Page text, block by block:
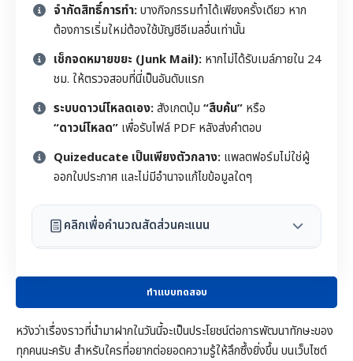
จำกัดสิทธิ์การทำ:บางกิจกรรมทำได้เพียงครั้งเดียว หาก
ต้องการเริ่มใหม่ต้องใช้บัญชีอีเมลอื่นเท่านั้น
เช็กจดหมายขยะ (Junk Mail): หากไม่ได้รับเมล์ภายใน 24
ชม. ให้ตรวจสอบที่นี่เป็นอันดับแรก
ระบบดาวน์โหลดเอง:สังเกตปุ่ม “สืบค้น” หรือ
“ดาวน์โหลด” เพื่อรับไฟล์ PDF หลังส่งคำตอบ
Quizeducate เป็นเพียงตัวกลาง: แพลตฟอร์มไม่ใช่ผู้
ออกใบประกาศ และไม่มีอำนาจแก้ไขข้อมูลใดๆ
คลิกเพื่อคำนวณสัดส่วนคะแนน
ทำแบบทดสอบ
หวังว่าเรื่องราวที่นำมาฝากในวันนี้จะเป็นประโยชน์ต่อการพัฒนาทักษะของ
ทุกคนนะครับ สำหรับใครที่อยากต่อยอดความรู้ให้ลึกซึ้งยิ่งขึ้น บนเว็บไซต์